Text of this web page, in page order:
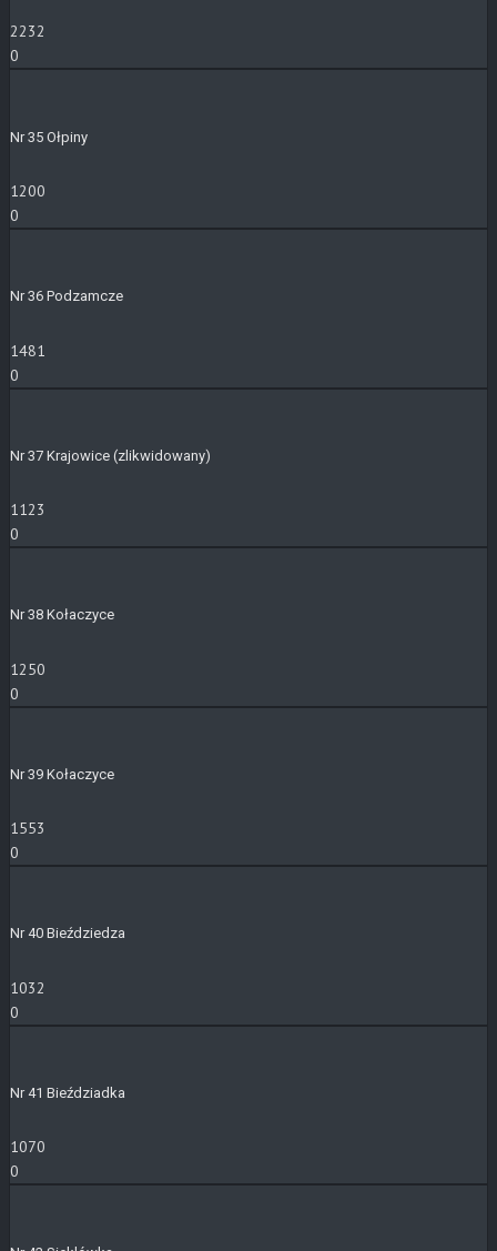
2232
0
Nr 35 Ołpiny
1200
0
Nr 36 Podzamcze
1481
0
Nr 37 Krajowice (zlikwidowany)
1123
0
Nr 38 Kołaczyce
1250
0
Nr 39 Kołaczyce
1553
0
Nr 40 Bieździedza
1032
0
Nr 41 Bieździadka
1070
0